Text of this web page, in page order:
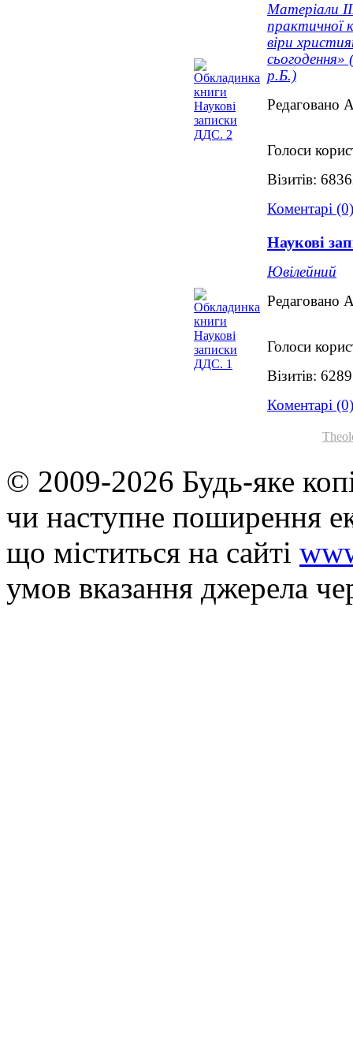
Матеріали
практичної
віри
р.Б.)
Редаговано
Голоси
Візитів:
Коментарі (0)
Наукові
Ювілейний
Редаговано
Голоси
Візитів:
Коментарі (0)
© 2009-2026 Будь-яке
чи наступне поширення
що мiститься на сайті
умов вказання джерела